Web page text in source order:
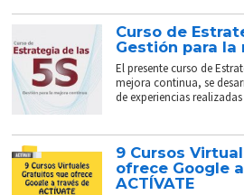
Curso de
Gestión para la
El presente curso de
mejora continua, se
de experiencias
9 Cursos
ofrece Google
ACTÍVATE